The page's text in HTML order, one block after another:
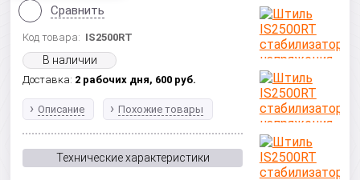
Сравнить
Код товара: IS2500RT
В наличии
Доставка: 2 рабочих дня, 600 руб.
Описание Похожие товары
Технические характеристики